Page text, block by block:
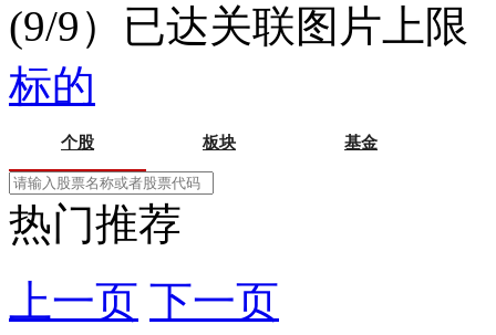
(9/9）已达关联图片上限
标的
个股 板块 基金
热门推荐
上一页 下一页